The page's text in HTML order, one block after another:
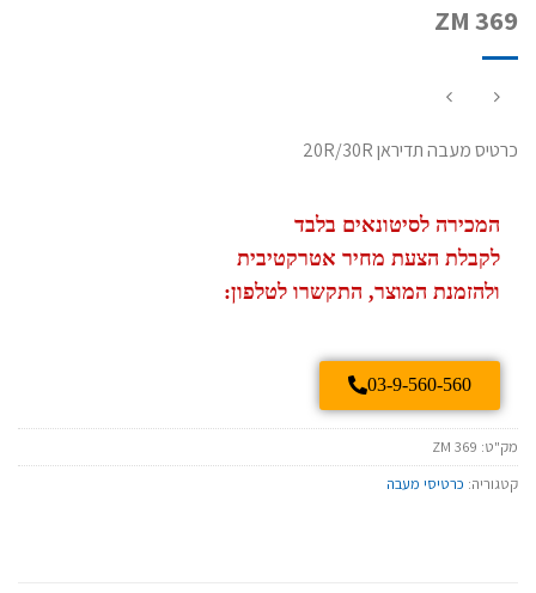
ZM 369
כרטיס מעבה תדיראן 20R/30R
המכירה לסיטונאים בלבד
לקבלת הצעת מחיר אטרקטיבית
ולהזמנת המוצר, התקשרו לטלפון:
03-9-560-560
מק"ט: ZM 369
קטגוריה: כרטיסי מעבה